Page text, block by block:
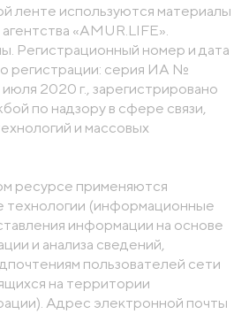
ленте используются материалы
«AMUR.LIFE».
Регистрационный номер и дата
регистрации: серия ИА №
2020 г., зарегистрировано
по надзору в сфере связи,
и массовых
ресурсе применяются
технологии (информационные
информации на основе
и анализа сведений,
пользователей сети
на территории
Адрес электронной почты